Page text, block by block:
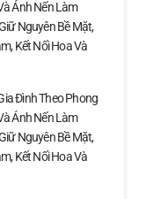
Ánh Nến Làm
Nguyên Bề Mặt,
Kết Nối Hoa Và
Đình Theo Phong
Ánh Nến Làm
Nguyên Bề Mặt,
Kết Nối Hoa Và